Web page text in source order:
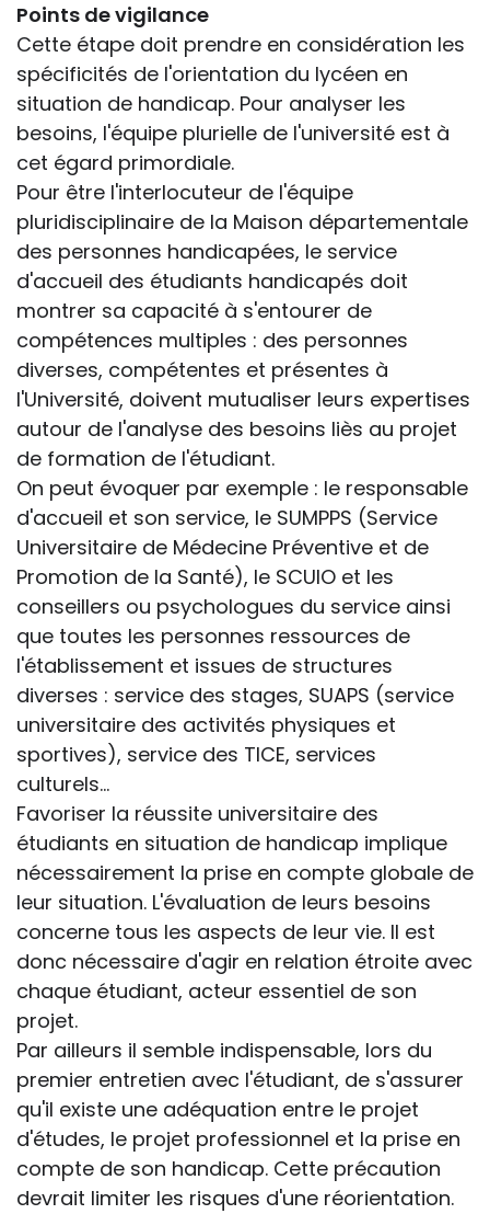
Points de vigilance
Cette étape doit prendre en considération les
spécificités de l'orientation du lycéen en
situation de handicap. Pour analyser les
besoins, l'équipe plurielle de l'université est à
cet égard primordiale.
Pour être l'interlocuteur de l'équipe
pluridisciplinaire de la Maison départementale
des personnes handicapées, le service
d'accueil des étudiants handicapés doit
montrer sa capacité à s'entourer de
compétences multiples : des personnes
diverses, compétentes et présentes à
l'Université, doivent mutualiser leurs expertises
autour de l'analyse des besoins liès au projet
de formation de l'étudiant.
On peut évoquer par exemple : le responsable
d'accueil et son service, le SUMPPS (Service
Universitaire de Médecine Préventive et de
Promotion de la Santé), le SCUIO et les
conseillers ou psychologues du service ainsi
que toutes les personnes ressources de
l'établissement et issues de structures
diverses : service des stages, SUAPS (service
universitaire des activités physiques et
sportives), service des TICE, services
culturels...
Favoriser la réussite universitaire des
étudiants en situation de handicap implique
nécessairement la prise en compte globale de
leur situation. L'évaluation de leurs besoins
concerne tous les aspects de leur vie. Il est
donc nécessaire d'agir en relation étroite avec
chaque étudiant, acteur essentiel de son
projet.
Par ailleurs il semble indispensable, lors du
premier entretien avec l'étudiant, de s'assurer
qu'il existe une adéquation entre le projet
d'études, le projet professionnel et la prise en
compte de son handicap. Cette précaution
devrait limiter les risques d'une réorientation.